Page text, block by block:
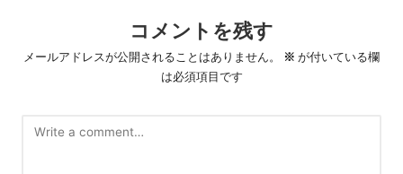
コメントを残す
メールアドレスが公開されることはありません。 ※ が付いている欄
は必須項目です